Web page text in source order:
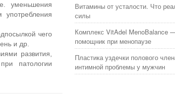
уменьшения
чего
и др.
развития,
патологии
Витамины от усталости. Что
силы
Комплекс VitAdel MenoBalance
помощник при менопаузе
Пластика уздечки полового
интимной проблемы у мужчин